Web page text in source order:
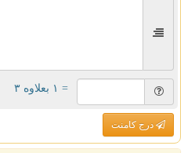
= ۱ بعلاوه ۳
درج کامنت